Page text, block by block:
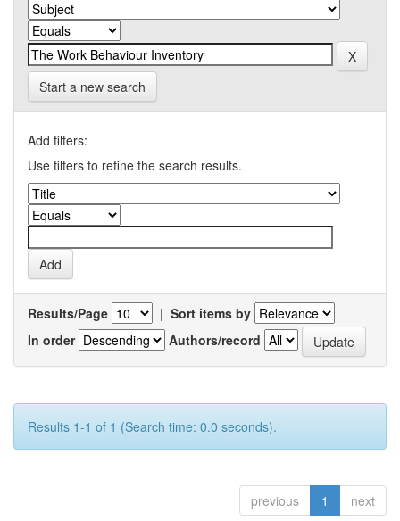
Start a new search
Add filters:
Use filters to refine the search results.
Results/Page | Sort items by
In order
Authors/record
Results 1-1 of 1 (Search time: 0.0 seconds).
previous 1 next